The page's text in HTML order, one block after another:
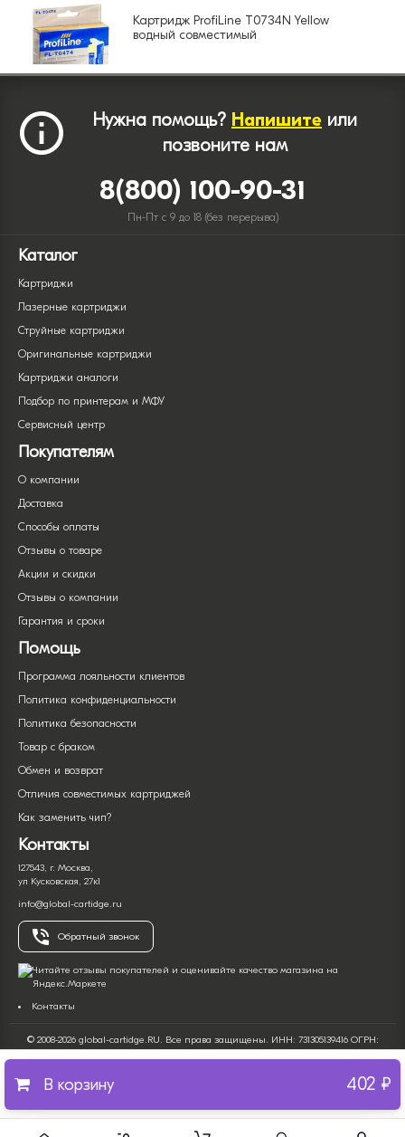
402 ₽
В корзину
Картридж ProfiLine T0734N Yellow
водный совместимый
Нужна помощь? Напишите или
позвоните нам
8(800) 100-90-31
Пн-Пт с 9 до 18 (без перерыва)
Каталог
Картриджи
Лазерные картриджи
Струйные картриджи
Оригинальные картриджи
Картриджи аналоги
Подбор по принтерам и МФУ
Сервисный центр
Покупателям
О компании
Доставка
Способы оплаты
Отзывы о товаре
Акции и скидки
Отзывы о компании
Гарантия и сроки
Помощь
Программа лояльности клиентов
Политика конфиденциальности
Политика безопасности
Товар с браком
Обмен и возврат
Отличия совместимых картриджей
Как заменить чип?
Контакты
127543, г. Москва,
ул Кусковская, 27к1
info@global-cartidge.ru
Обратный звонок
Контакты
© 2008-2026 global-cartidge.RU. Все права защищены. ИНН: 731305139416 ОГРН:
322732500017266. Интернет-магазин продажи расходных материалов для оргтехники
Все имена и торговые марки являются собственностью их владельцев и
используются только с целью описания продукта. Вся информация на сайте носит
справочный характер и ни при каких условиях не является публичной офертой,
определяемой положениями Статьи 437 Гражданского кодекса Российской